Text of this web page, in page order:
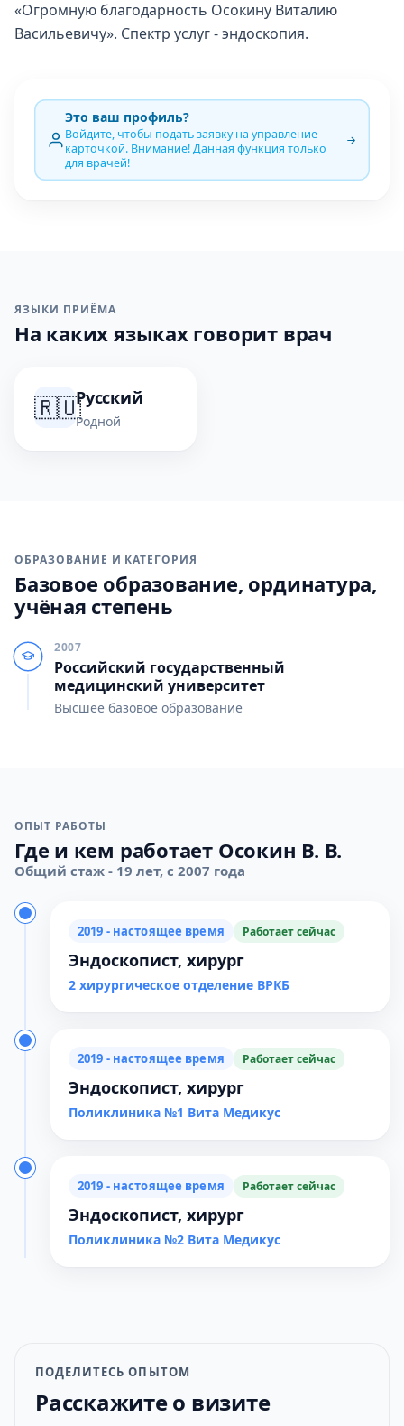
«Огромную благодарность Осокину Виталию
Васильевичу». Спектр услуг - эндоскопия.
Это ваш профиль?
Войдите, чтобы подать заявку на управление
карточкой. Внимание! Данная функция только
для врачей!
ЯЗЫКИ ПРИЁМА
На каких языках говорит врач
🇷🇺Русский
Родной
ОБРАЗОВАНИЕ И КАТЕГОРИЯ
Базовое образование, ординатура,
учёная степень
2007
Российский государственный
медицинский университет
Высшее базовое образование
ОПЫТ РАБОТЫ
Где и кем работает Осокин В. В.
Общий стаж - 19 лет, с 2007 года
2019 - настоящее время Работает сейчас
Эндоскопист, хирург
2 хирургическое отделение ВРКБ
2019 - настоящее время Работает сейчас
Эндоскопист, хирург
Поликлиника №1 Вита Медикус
2019 - настоящее время Работает сейчас
Эндоскопист, хирург
Поликлиника №2 Вита Медикус
ПОДЕЛИТЕСЬ ОПЫТОМ
Расскажите о визите